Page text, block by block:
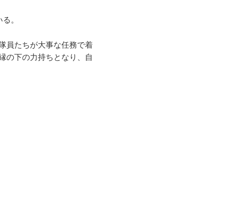
。
員たちが大事な任務で着
の下の力持ちとなり、自